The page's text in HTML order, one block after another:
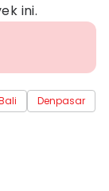
ini.
Denpasar